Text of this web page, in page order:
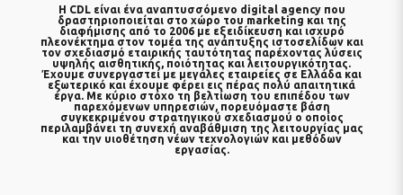
H CDLείναι ένα αναπτυσσόμενο digital agency που
δραστηριοποιείται στο χώρο του marketing και της
διαφήμισης από το 2006 με εξειδίκευση και ισχυρό
πλεονέκτημα στον τομέα της ανάπτυξης ιστοσελίδωνκαι
τον σχεδιασμό εταιρικής ταυτότητας παρέχοντας λύσεις
υψηλής αισθητικής, ποιότητας και λειτουργικότητας.
Έχουμε συνεργαστεί με μεγάλες εταιρείες σε Ελλάδα και
εξωτερικό και έχουμε φέρει εις πέρας πολύ απαιτητικά
έργα. Με κύριο στόχο τη βελτίωση του επιπέδου των
παρεχόμενων υπηρεσιών, πορευόμαστε βάση
συγκεκριμένου στρατηγικού σχεδιασμού ο οποίος
περιλαμβάνει τη συνεχή αναβάθμιση της λειτουργίας μας
και την υιοθέτηση νέων τεχνολογιών και μεθόδων
εργασίας.